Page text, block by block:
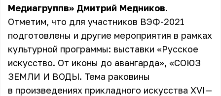
Медиагруппв» Дмитрий Медников.
Отметим, что для участников ВЭФ-2021
подготовлены и другие мероприятия в рамках
культурной программы: выставки «Русское
искусство. От иконы до авангарда», «СОЮЗ
ЗЕМЛИ И ВОДЫ. Тема раковины
в произведениях прикладного искусства ХVI—